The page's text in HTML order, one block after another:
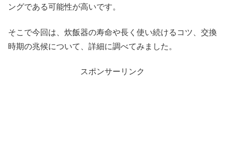
ングである可能性が高いです。
そこで今回は、炊飯器の寿命や長く使い続けるコツ、交換
時期の兆候について、詳細に調べてみました。
スポンサーリンク